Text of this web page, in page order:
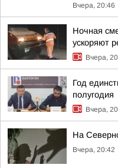
Вчера, 20:46
Ночная
ускоряют
Вчера,
Год
полугодия
Вчера,
На
Вчера, 20:42